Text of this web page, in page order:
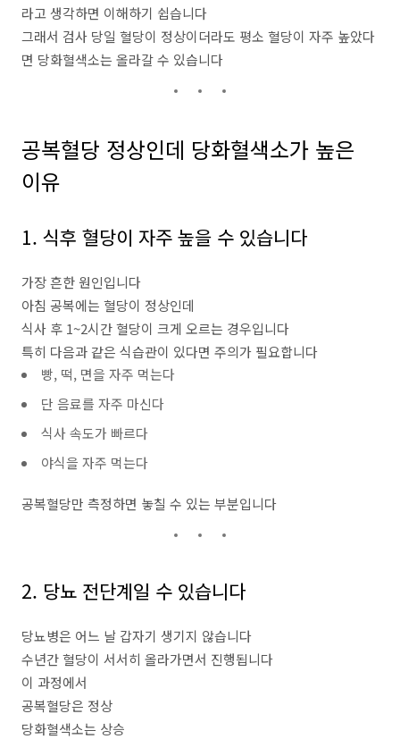
라고 생각하면 이해하기 쉽습니다
그래서 검사 당일 혈당이 정상이더라도 평소 혈당이 자주 높았다
면 당화혈색소는 올라갈 수 있습니다
공복혈당 정상인데 당화혈색소가 높은
이유
1. 식후 혈당이 자주 높을 수 있습니다
가장 흔한 원인입니다
아침 공복에는 혈당이 정상인데
식사 후 1~2시간 혈당이 크게 오르는 경우입니다
특히 다음과 같은 식습관이 있다면 주의가 필요합니다
빵, 떡, 면을 자주 먹는다
단 음료를 자주 마신다
식사 속도가 빠르다
야식을 자주 먹는다
공복혈당만 측정하면 놓칠 수 있는 부분입니다
2. 당뇨 전단계일 수 있습니다
당뇨병은 어느 날 갑자기 생기지 않습니다
수년간 혈당이 서서히 올라가면서 진행됩니다
이 과정에서
공복혈당은 정상
당화혈색소는 상승